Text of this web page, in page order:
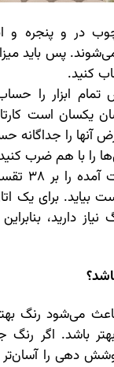
در و پنجره و
پس باید
کنید.
ابزار را
یکسان است
آنها را جداگانه
را با هم ضرب
عدد به
بیاید. برای یک
دارید،
باعث می‌شود رنگ
باشد. اگر رنگ
دهی را